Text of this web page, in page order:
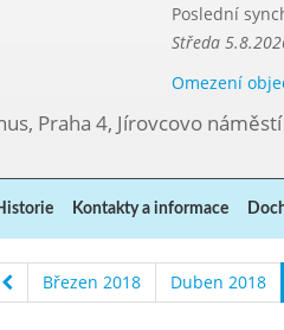
Poslední
Středa
Omezení
Praha 4, Jírovcovo
Kontakty a informace
Březen 2018 Duben 2018